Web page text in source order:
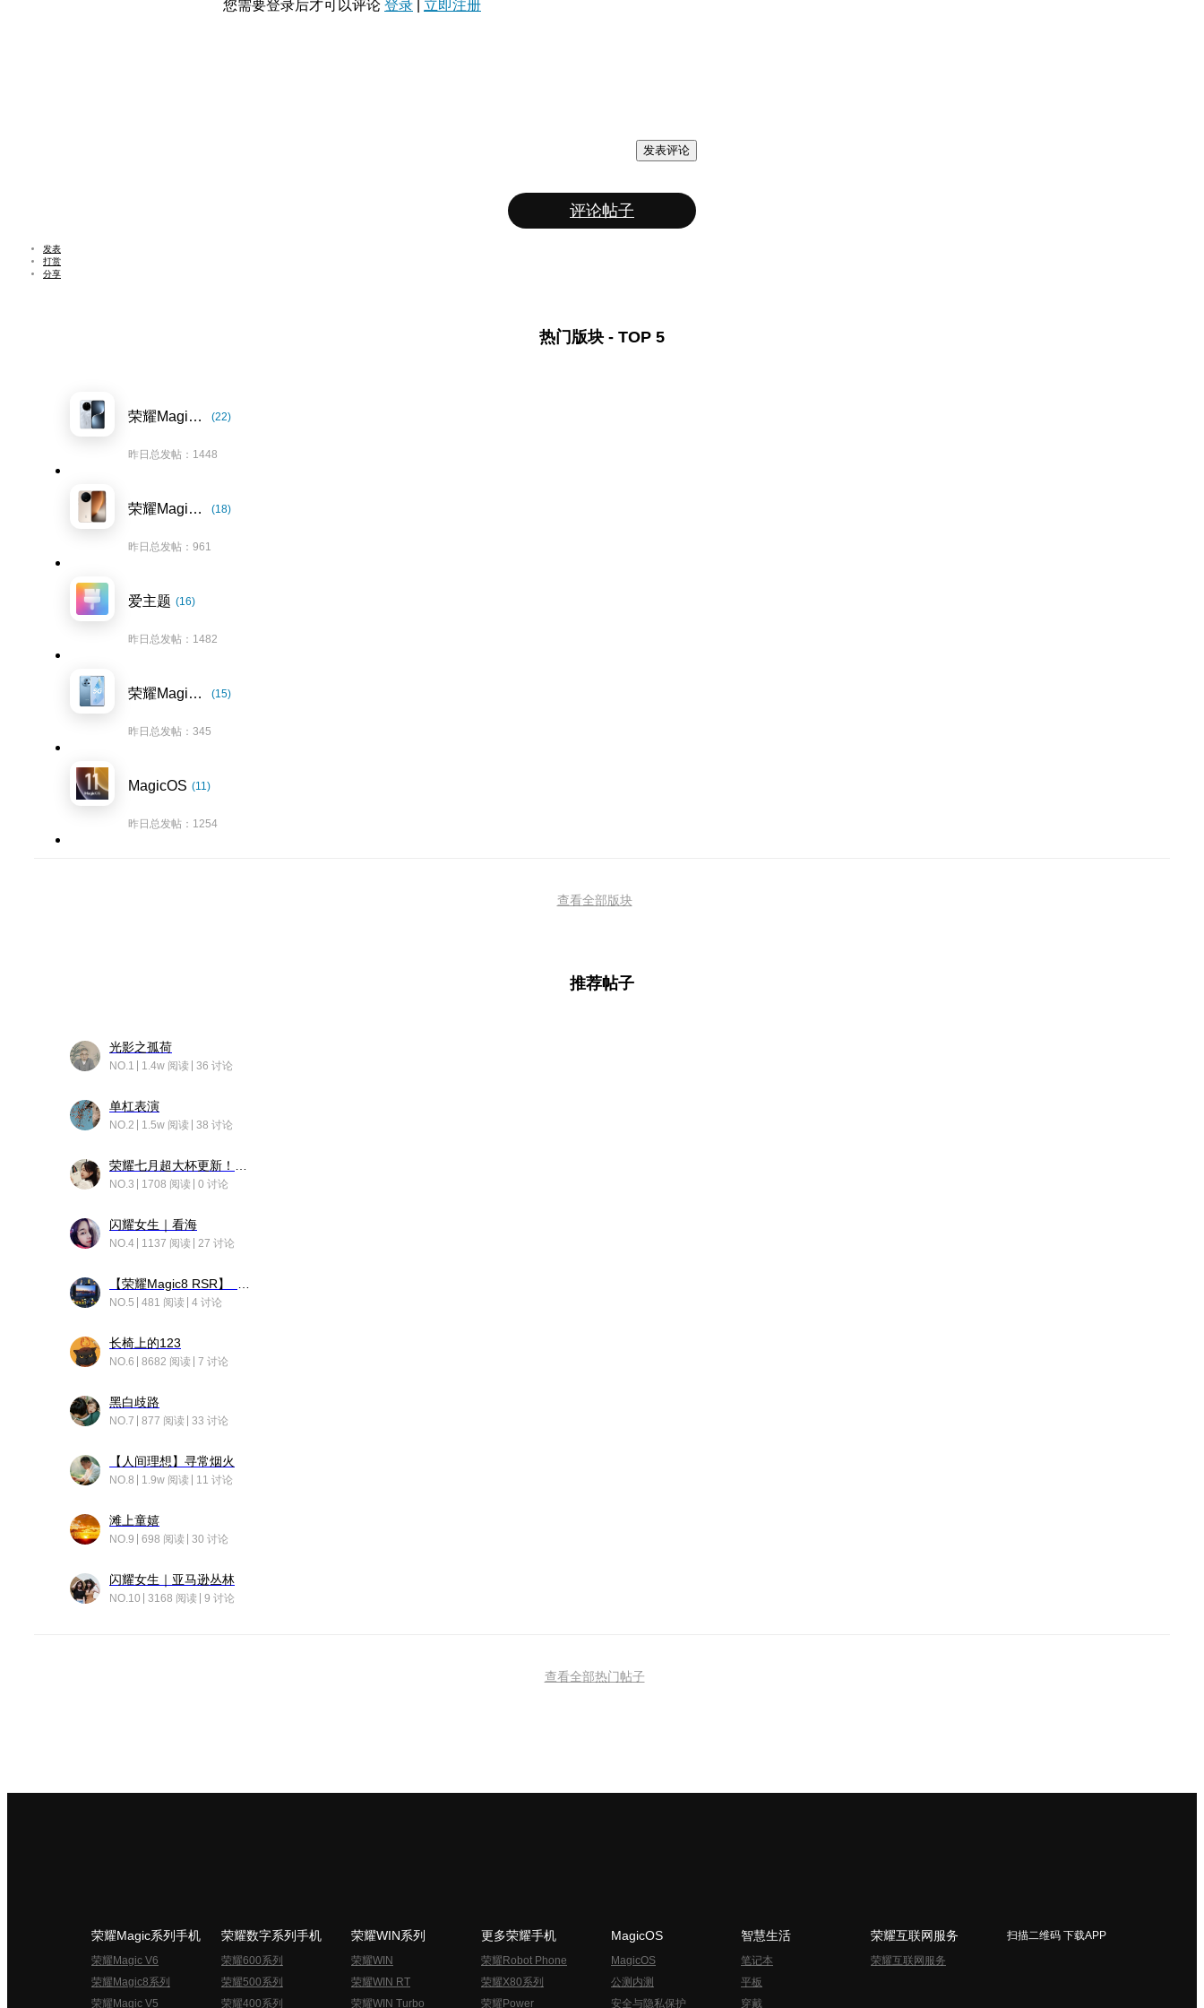
您需要登录后才可以评论 登录 立即注册
发表评论
评论帖子
发表
打赏
分享
热门版块 - TOP 5
荣耀Magic7系列 (22)
昨日总发帖：1448
荣耀Magic8系列 (18)
昨日总发帖：961
爱主题 (16)
昨日总发帖：1482
荣耀Magic5系列 (15)
昨日总发帖：345
MagicOS (11)
昨日总发帖：1254
查看全部版块
推荐帖子
光影之孤荷
NO.1 1.4w 阅读 36 讨论
单杠表演
NO.2 1.5w 阅读 38 讨论
NO.3 1708 阅读 0 讨论
闪耀女生｜看海
NO.4 1137 阅读 27 讨论
NO.5 481 阅读 4 讨论
长椅上的123
NO.6 8682 阅读 7 讨论
黑白歧路
NO.7 877 阅读 33 讨论
【人间理想】寻常烟火
NO.8 1.9w 阅读 11 讨论
滩上童嬉
NO.9 698 阅读 30 讨论
闪耀女生｜亚马逊丛林
NO.10 3168 阅读 9 讨论
查看全部热门帖子
荣耀Magic系列手机
荣耀Magic V6
荣耀Magic8系列
荣耀Magic V5
荣耀数字系列手机
荣耀600系列
荣耀500系列
荣耀400系列
荣耀WIN系列
荣耀WIN
荣耀WIN RT
荣耀WIN Turbo
更多荣耀手机
荣耀Robot Phone
荣耀X80系列
荣耀Power
MagicOS
MagicOS
公测内测
安全与隐私保护
智慧生活
笔记本
平板
穿戴
荣耀互联网服务
荣耀互联网服务
扫描二维码 下载APP